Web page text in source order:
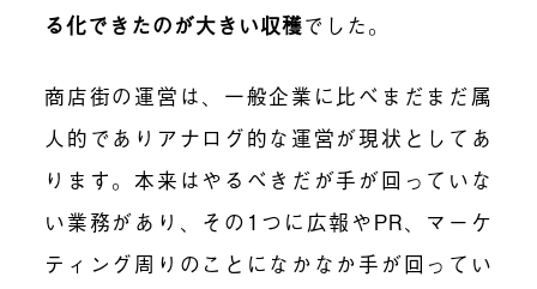
る化できたのが大きい収穫でした。
商店街の運営は、一般企業に比べまだまだ属
人的でありアナログ的な運営が現状としてあ
ります。本来はやるべきだが手が回っていな
い業務があり、その1つに広報やPR、マーケ
ティング周りのことになかなか手が回ってい